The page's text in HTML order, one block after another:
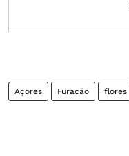
Açores Furacão flores